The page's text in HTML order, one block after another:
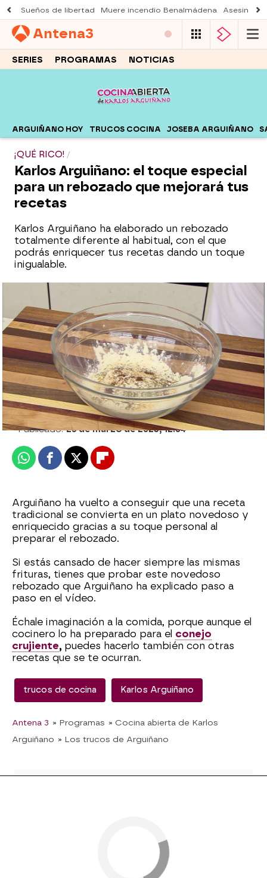
Sueños de libertad Muere incendio Benalmádena Asesinato
Antena3
SERIES PROGRAMAS NOTICIAS
ARGUIÑANO HOY TRUCOS COCINA JOSEBA ARGUIÑANO
¡QUÉ RICO!
Karlos Arguiñano: el toque especial
para un rebozado que mejorará tus
recetas
Karlos Arguiñano ha elaborado un rebozado
totalmente diferente al habitual, con el que
podrás enriquecer tus recetas dando un toque
inigualable.
¿Recuerdas el secreto del rebozado
especial de los calamares de Karlos
Arguiñano?
Cristina García Chacón
Publicado:25 de marzo de 2023, 12:04
WhatsappFacebook
X Flipboard
Arguiñano ha vuelto a conseguir que una receta
tradicional se convierta en un plato novedoso y
enriquecido gracias a su toque personal al
preparar el rebozado.
Si estás cansado de hacer siempre las mismas
frituras, tienes que probar este novedoso
rebozado que Arguiñano ha explicado paso a
paso en el vídeo.
Échale imaginación a la comida, porque aunque el
cocinero lo ha preparado para el conejo
crujiente, puedes hacerlo también con otras
recetas que se te ocurran.
trucos de cocina Karlos Arguiñano
Antena 3 » Programas » Cocina abierta de Karlos
Arguiñano » Los trucos de Arguiñano